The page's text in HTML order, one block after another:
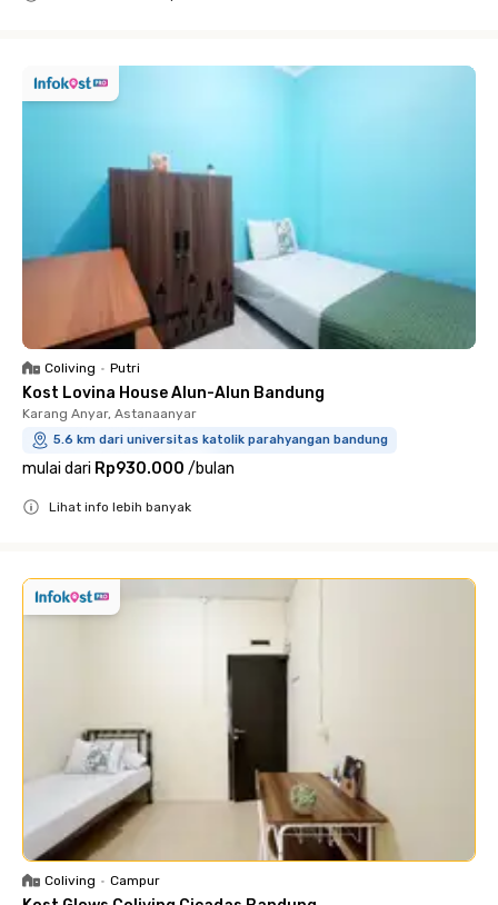
Coliving • Putri
Kost Lovina House Alun-Alun Bandung
Karang Anyar, Astanaanyar
5.6 km dari universitas katolik parahyangan bandung
mulai dari Rp930.000 /bulan
Lihat info lebih banyak
Coliving • Campur